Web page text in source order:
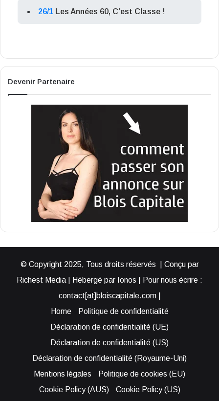
26/1 Les Années 60, C’est Classe !
Devenir Partenaire
© Copyright 2025, Tous droits réservés | Conçu par
Richest Media | Hébergé par Ionos | Pour nous écrire :
contact[at]bloiscapitale.com |
Home
Politique de confidentialité
Déclaration de confidentialité (UE)
Déclaration de confidentialité (US)
Déclaration de confidentialité (Royaume-Uni)
Mentions légales
Politique de cookies (EU)
Cookie Policy (AUS)
Cookie Policy (US)